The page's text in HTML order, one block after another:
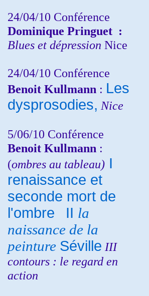
24/04/10 Conférence
Dominique Pringuet :
Blues et dépression Nice
24/04/10 Conférence
Benoit Kullmann : Les
dysprosodies, Nice
5/06/10 Conférence
Benoit Kullmann :
(ombres au tableau) I
renaissance et
seconde mort de
l'ombre
II la
naissance de la
peinture Séville III
contours : le regard en
action